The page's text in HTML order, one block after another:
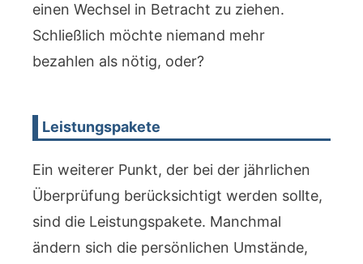
einen Wechsel in Betracht zu ziehen.
Schließlich möchte niemand mehr
bezahlen als nötig, oder?
Leistungspakete
Ein weiterer Punkt, der bei der jährlichen
Überprüfung berücksichtigt werden sollte,
sind die Leistungspakete. Manchmal
ändern sich die persönlichen Umstände,